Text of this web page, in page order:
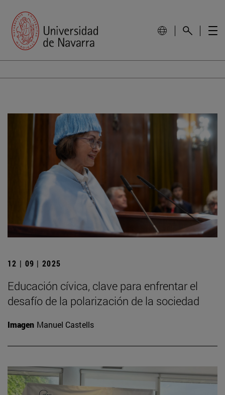
12 | 09 | 2025
Educación cívica, clave para enfrentar el
desafío de la polarización de la sociedad
Imagen Manuel Castells